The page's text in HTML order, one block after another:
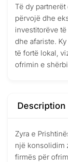
Të dy
përvojë dhe
investitorëve
dhe afariste.
të fortë lokal,
ofrimin e
Description
Zyra e
një konsolidim
firmës për